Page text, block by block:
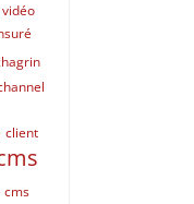
client
cms